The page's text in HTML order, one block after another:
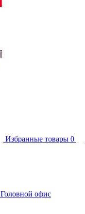
Избранные товары 0
Головной офис